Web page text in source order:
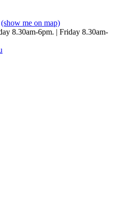
(show me on map)
8.30am-6pm. | Friday 8.30am-